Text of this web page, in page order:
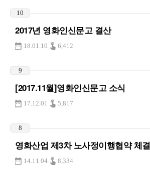
10
2017년 영화인신문고 결산
18.01.10 6,412
9
[2017.11월]영화인신문고 소식
17.12.01 5,817
8
영화산업 제3차 노사정이행협약 체결
14.11.04 8,334